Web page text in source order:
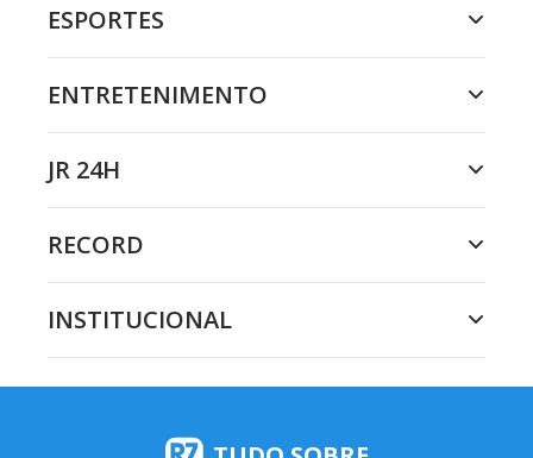
ESPORTES
ENTRETENIMENTO
JR 24H
RECORD
INSTITUCIONAL